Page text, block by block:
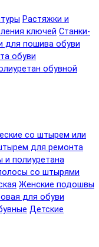
Растяжки и
ключей Станки-
для пошива обуви
обуви
обувной
со штырем или
для ремонта
и полиуретана
со штырями
Женские подошвы
для обуви
Детские